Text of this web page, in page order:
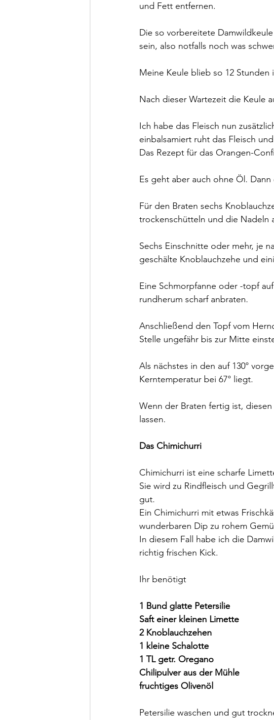
und Fett entfernen.
Die so vorbereitete
sein, also notfalls noch was
Meine Keule blieb so 12 Stunden
Nach dieser Wartezeit die Keule
Ich habe das Fleisch nun
einbalsamiert ruht das Fleisch
Das Rezept für das Orangen-
Es geht aber auch ohne Öl.
Für den Braten sechs
trockenschütteln und die Nadeln
Sechs Einschnitte oder mehr, je
geschälte Knoblauchzehe und
Eine Schmorpfanne oder -topf
rundherum scharf anbraten.
Anschließend den Topf vom
Stelle ungefähr bis zur Mitte
Als nächstes in den auf 130°
Kerntemperatur bei 67° liegt.
Wenn der Braten fertig ist,
lassen.
Das Chimichurri
Chimichurri ist eine scharfe
Sie wird zu Rindfleisch und
gut.
Ein Chimichurri mit etwas
wunderbaren Dip zu rohem
In diesem Fall habe ich die
richtig frischen Kick.
Ihr benötigt
1 Bund glatte Petersilie
Saft einer kleinen Limette
2 Knoblauchzehen
1 kleine Schalotte
1 TL getr. Oregano
Chilipulver aus der Mühle
fruchtiges Olivenöl
Petersilie waschen und gut